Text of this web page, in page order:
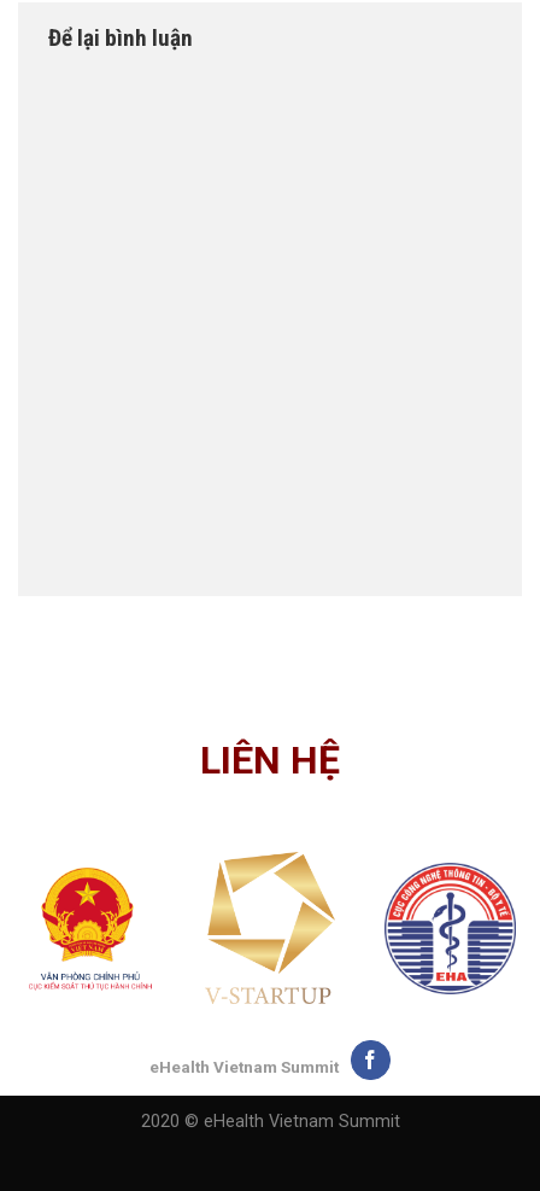
Để lại bình luận
LIÊN HỆ
eHealth Vietnam Summit
2020 © eHealth Vietnam Summit